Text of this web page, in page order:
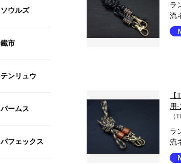
ソウルズ
鐵市
テンリュウ
パームス
パフェックス
ラ
流
用
（
ラ
流